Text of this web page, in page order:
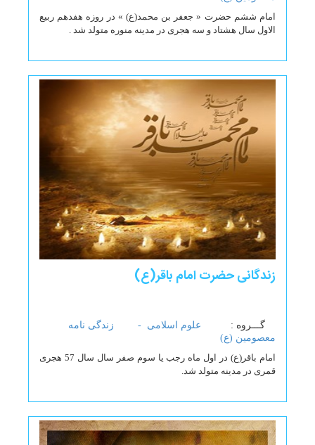
امام ششم حضرت « جعفر بن محمد(ع) » در روزه هفدهم ربیع
الاول سال هشتاد و سه هجری در مدینه منوره متولد شد .
زندگانی حضرت امام باقر(ع)
گـــروه : علوم اسلامی -
زندگی نامه
معصومین (ع)
امام باقر(ع) در اول ماه رجب یا سوم صفر سال سال 57 هجری
قمری در مدینه متولد شد.